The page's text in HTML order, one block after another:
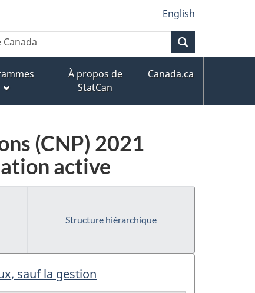
English
À propos de
StatCan
Canada.ca
(CNP) 2021
active
Structure hiérarchique
sauf la gestion